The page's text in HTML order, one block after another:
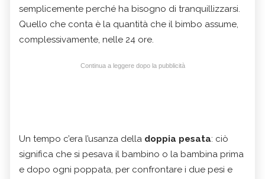
semplicemente perché ha bisogno di tranquillizzarsi.
Quello che conta è la quantità che il bimbo assume,
complessivamente, nelle 24 ore.
Continua a leggere dopo la pubblicità
Un tempo c’era l’usanza della doppia pesata: ciò
significa che si pesava il bambino o la bambina prima
e dopo ogni poppata, per confrontare i due pesi e